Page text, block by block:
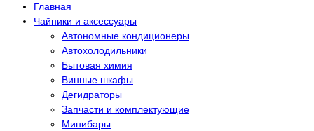
Главная
Чайники и аксессуары
Автономные кондиционеры
Автохолодильники
Бытовая химия
Винные шкафы
Дегидраторы
Запчасти и комплектующие
Минибары